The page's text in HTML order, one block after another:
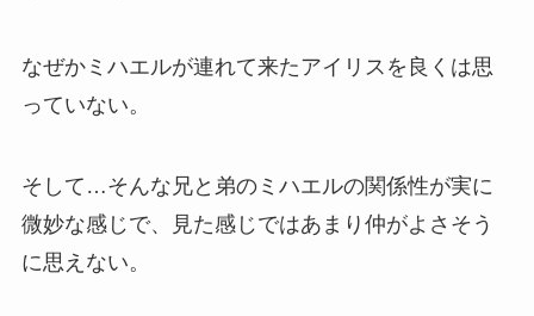
なぜかミハエルが連れて来たアイリスを良くは思
っていない。
そして…そんな兄と弟のミハエルの関係性が実に
微妙な感じで、見た感じではあまり仲がよさそう
に思えない。